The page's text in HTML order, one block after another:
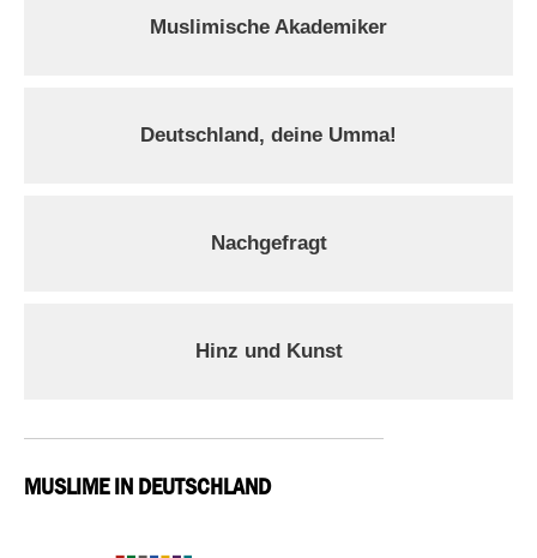
Muslimische Akademiker
Deutschland, deine Umma!
Nachgefragt
Hinz und Kunst
MUSLIME IN DEUTSCHLAND